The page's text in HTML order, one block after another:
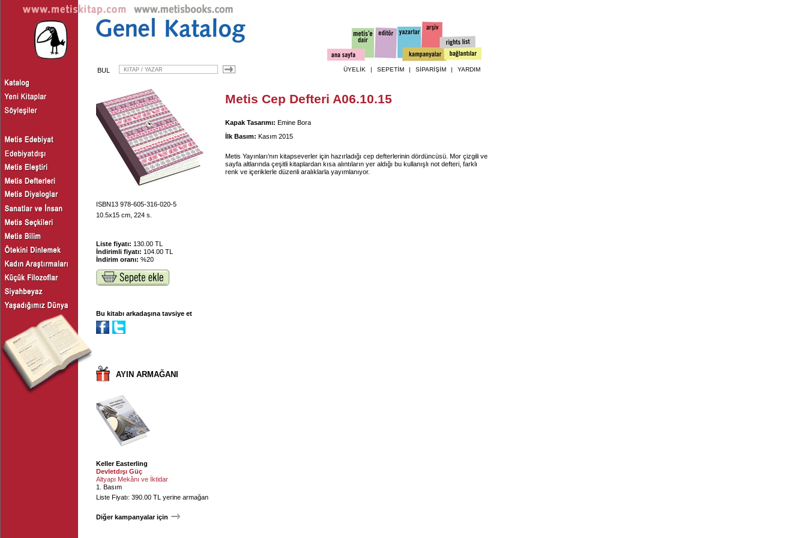
BUL ÜYELİK | SEPETİM | SİPARİŞİM | YARDIM
ISBN13 978-605-316-020-5
10.5x15 cm, 224 s.
Liste fiyatı: 130.00 TL
İndirimli fiyatı: 104.00 TL
İndirim oranı: %20
Bu kitabı arkadaşına tavsiye et
AYIN ARMAĞANI
Keller Easterling
Devletdışı Güç
Altyapı Mekânı ve İktidar
1. Basım
Liste Fiyatı: 390.00 TL yerine armağan
Diğer kampanyalar için
Metis Cep Defteri A06.10.15
Kapak Tasarımı: Emine Bora
İlk Basım: Kasım 2015
Metis Yayınları’nın kitapseverler için hazırladığı cep defterlerinin dördüncüsü. Mor çizgili ve
sayfa altlarında çeşitli kitaplardan kısa alıntıların yer aldığı bu kullanışlı not defteri, farklı
renk ve içeriklerle düzenli aralıklarla yayımlanıyor.